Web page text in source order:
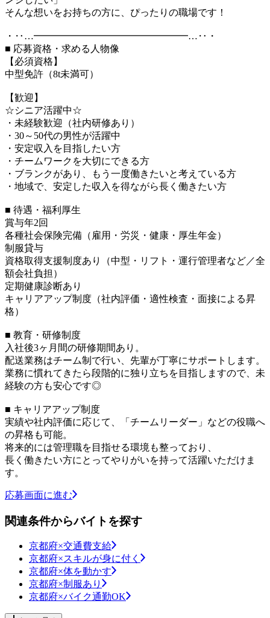
そんな想いをお持ちの方に、ぴったりの職場です！
・‥…━━━━━━━━━━━━━━━━…‥・
■ 応募資格・求める人物像
【必須資格】
中型免許（8t未満可）
【歓迎】
☆シニア活躍中☆
・未経験歓迎（社内研修あり）
・30～50代の男性が活躍中
・安定収入を目指したい方
・チームワークを大切にできる方
・ブランクがあり、もう一度働きたいと考えている方
・地域で、安定した収入を得ながら長く働きたい方
■ 待遇・福利厚生
賞与年2回
各種社会保険完備（雇用・労災・健康・厚生年金）
制服貸与
資格取得支援制度あり（中型・リフト・運行管理者など／全
額会社負担）
定期健康診断あり
キャリアアップ制度（社内評価・適性検査・面接による昇
格）
■ 教育・研修制度
入社後3ヶ月間の研修期間あり。
配送業務はチーム制で行い、先輩が丁寧にサポートします。
業務に慣れてきたら段階的に独り立ちを目指しますので、未
経験の方も安心です◎
■ キャリアアップ制度
実績や社内評価に応じて、「チームリーダー」などの役職へ
の昇格も可能。
将来的には管理職を目指せる環境も整っており、
長く働きたい方にとってやりがいを持って活躍いただけま
す。
応募画面に進む
関連条件からバイトを探す
京都府×交通費支給
京都府×スキルが身に付く
京都府×体を動かす
京都府×制服あり
京都府×バイク通勤OK